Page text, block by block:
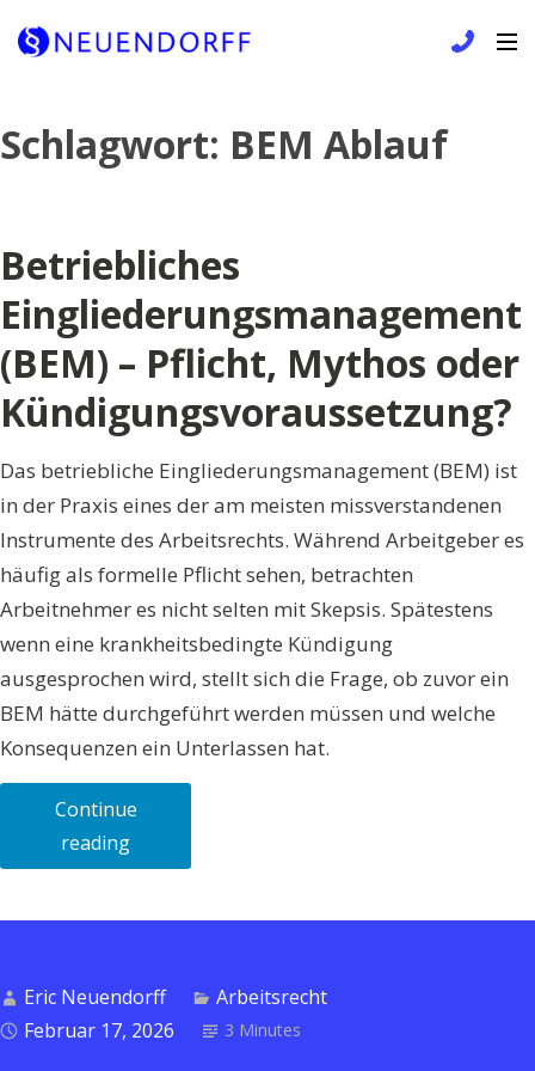
to
Schlagwort: BEM Ablauf
Betriebliches
Eingliederungsmanagement
(BEM) – Pflicht, Mythos oder
Kündigungsvoraussetzung?
Das betriebliche Eingliederungsmanagement (BEM) ist
in der Praxis eines der am meisten missverstandenen
Instrumente des Arbeitsrechts. Während Arbeitgeber es
häufig als formelle Pflicht sehen, betrachten
Arbeitnehmer es nicht selten mit Skepsis. Spätestens
wenn eine krankheitsbedingte Kündigung
ausgesprochen wird, stellt sich die Frage, ob zuvor ein
BEM hätte durchgeführt werden müssen und welche
Konsequenzen ein Unterlassen hat.
Continue
reading„Betriebliches
Eingliederungsmanagement
Mythos
oder
Eric Neuendorff
Arbeitsrecht
Februar 17, 2026
3 Minutes